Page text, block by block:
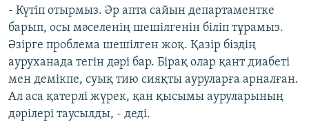
- Күтіп отырмыз. Әр апта сайын департаментке
барып, осы мәселенің шешілгенін біліп тұрамыз.
Әзірге проблема шешілген жоқ. Қазір біздің
ауруханада тегін дәрі бар. Бірақ олар қант диабеті
мен демікпе, суық тию сияқты ауруларға арналған.
Ал аса қатерлі жүрек, қан қысымы ауруларының
дәрілері таусылды, - деді.